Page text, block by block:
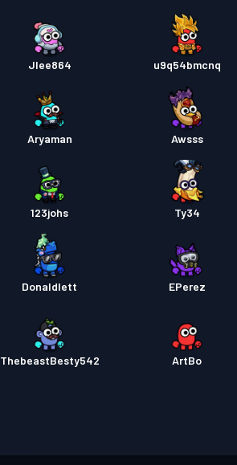
Jlee864 u9q54bmcnq
Aryaman Awsss
123johs Ty34
Donaldlett EPerez
ThebeastBesty542 ArtBo